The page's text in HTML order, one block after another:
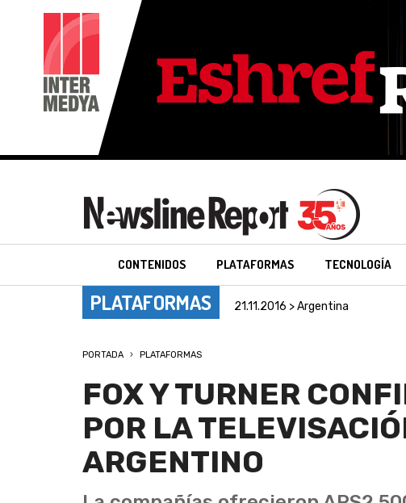
CONTENIDOS PLATAFORMAS TECNOLOGÍA
PLATAFORMAS 21.11.2016 > Argentina
PORTADA PLATAFORMAS
FOX Y TURNER
POR LA
ARGENTINO